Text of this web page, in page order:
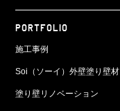
PORTFOLIO
施工事例
Soi（ソーイ）外壁塗り壁材
塗り壁リノベーション